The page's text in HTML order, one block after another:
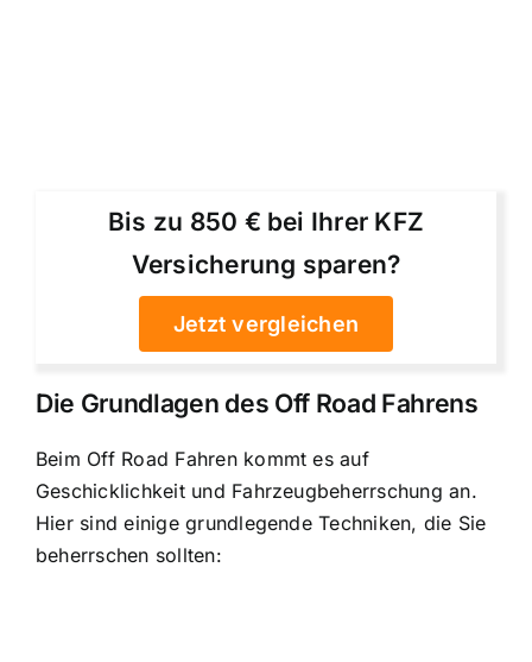
Bis zu 850 € bei Ihrer KFZ
Versicherung sparen?
Jetzt vergleichen
Die Grundlagen des Off Road Fahrens
Beim Off Road Fahren kommt es auf
Geschicklichkeit und Fahrzeugbeherrschung an.
Hier sind einige grundlegende Techniken, die Sie
beherrschen sollten: